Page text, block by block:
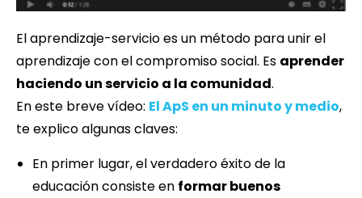
El aprendizaje-servicio es un método para unir el
aprendizaje con el compromiso social. Es aprender
haciendo un servicio a la comunidad.
En este breve vídeo: El ApS en un minuto y medio,
te explico algunas claves:
En primer lugar, el verdadero éxito de la
educación consiste en formar buenos